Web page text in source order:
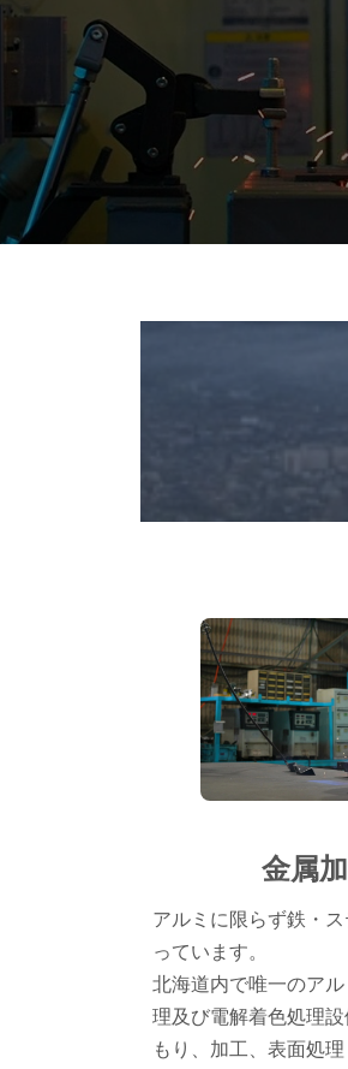
金属
アルミに限らず鉄・
っています。
北海道内で唯一のア
理及び電解着色処理
もり、加工、表面処